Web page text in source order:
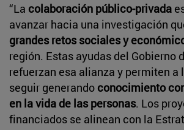
“La colaboración público-privada
avanzar hacia una investigación
grandes retos sociales y
región. Estas ayudas del Gobierno
refuerzan esa alianza y permiten a
seguir generando conocimiento
en la vida de las personas. Los
financiados se alinean con la